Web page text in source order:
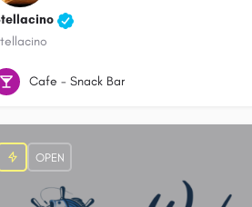
2551031815
Cafe - Snack Bar
OPEN